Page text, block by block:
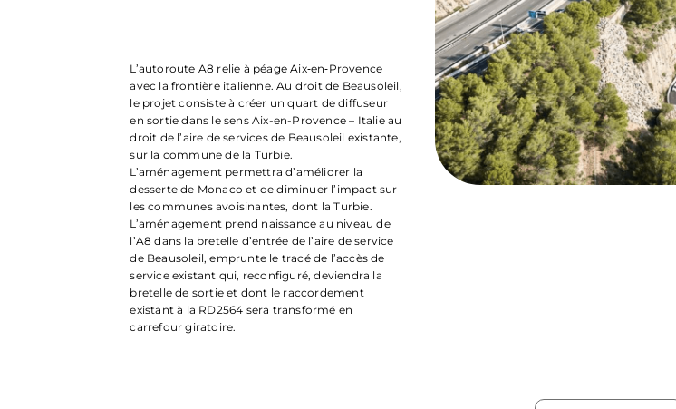
L’autoroute A8 relie à péage Aix‐en‐Provence
avec la frontière italienne. Au droit de Beausoleil,
le projet consiste à créer un quart de diffuseur
en sortie dans le sens Aix-en-Provence – Italie au
droit de l’aire de services de Beausoleil existante,
sur la commune de la Turbie.
L’aménagement permettra d’améliorer la
desserte de Monaco et de diminuer l’impact sur
les communes avoisinantes, dont la Turbie.
L’aménagement prend naissance au niveau de
l’A8 dans la bretelle d’entrée de l’aire de service
de Beausoleil, emprunte le tracé de l’accès de
service existant qui, reconfiguré, deviendra la
bretelle de sortie et dont le raccordement
existant à la RD2564 sera transformé en
carrefour giratoire.